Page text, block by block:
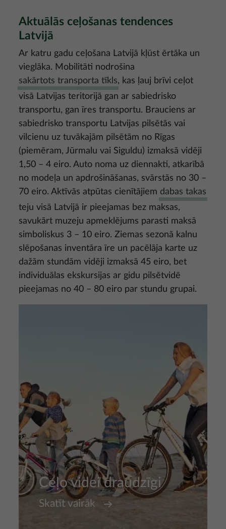
Aktuālās ceļošanas tendences
Latvijā
Ar katru gadu ceļošana Latvijā kļūst ērtāka un
vieglāka. Mobilitāti nodrošina
sakārtots transporta tīkls, kas ļauj brīvi ceļot
visā Latvijas teritorijā gan ar sabiedrisko
transportu, gan īres transportu. Brauciens ar
sabiedrisko transportu Latvijas pilsētās vai
vilcienu uz tuvākajām pilsētām no Rīgas
(piemēram, Jūrmalu vai Siguldu) izmaksā vidēji
1,50 – 4 eiro. Auto noma uz diennakti, atkarībā
no modeļa un apdrošināšanas, svārstās no 30 –
70 eiro. Aktīvās atpūtas cienītājiem dabas takas
teju visā Latvijā ir pieejamas bez maksas,
savukārt muzeju apmeklējums parasti maksā
simboliskus 3 – 10 eiro. Ziemas sezonā kalnu
slēpošanas inventāra īre un pacēlāja karte uz
dažām stundām vidēji izmaksā 45 eiro, bet
individuālas ekskursijas ar gidu pilsētvidē
pieejamas no 40 – 80 eiro par stundu grupai.
Ceļo videi draudzīgi
Skatīt vairāk